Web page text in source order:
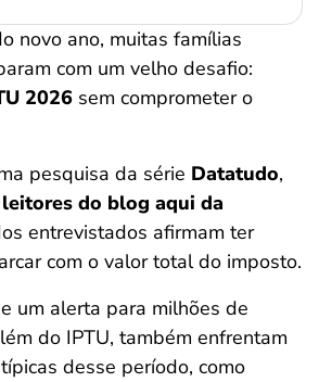
novo ano, muitas famílias
com um velho desafio:
2026 sem comprometer o
pesquisa da série Datatudo,
leitores do blog aqui da
entrevistados afirmam ter
com o valor total do imposto.
um alerta para milhões de
do IPTU, também enfrentam
desse período, como